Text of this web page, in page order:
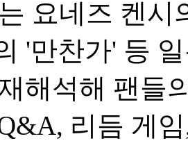
요네즈 켄시
'만찬가' 등
해석해 팬들
리듬 게